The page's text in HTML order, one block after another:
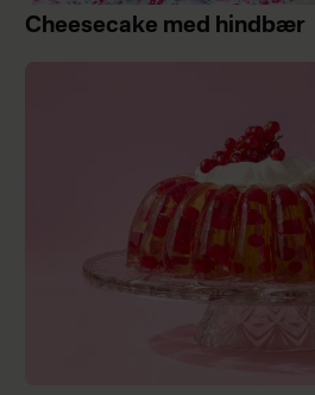
Cheesecake med hindbær